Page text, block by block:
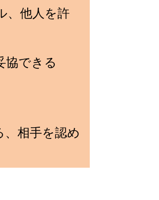
、他人を許
協できる
、相手を認め